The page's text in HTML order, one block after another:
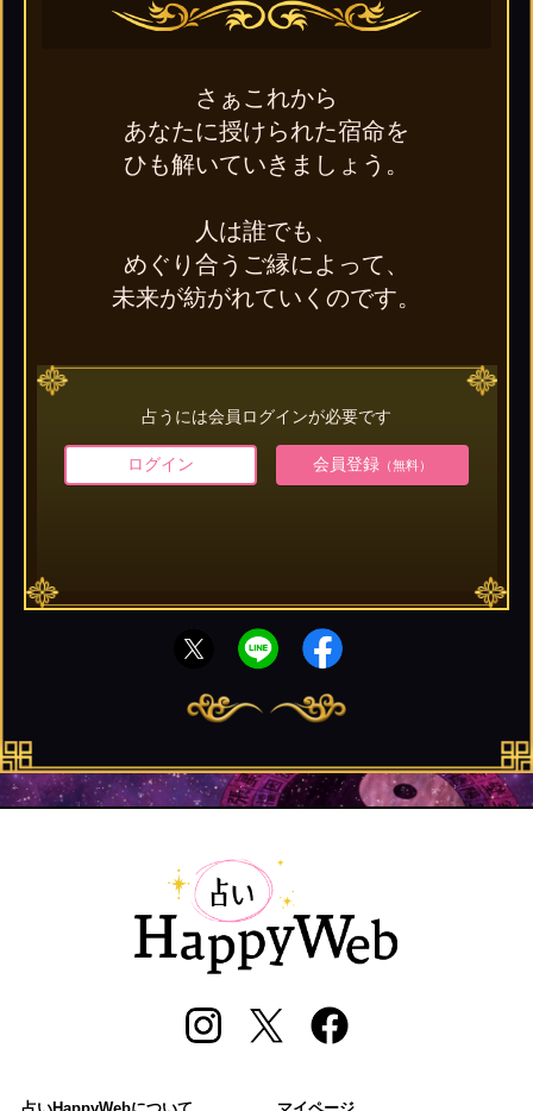
さぁこれから
あなたに授けられた宿命を
ひも解いていきましょう。
人は誰でも、
めぐり合うご縁によって、
未来が紡がれていくのです。
占うには会員ログインが必要です
ログイン 会員登録（無料）